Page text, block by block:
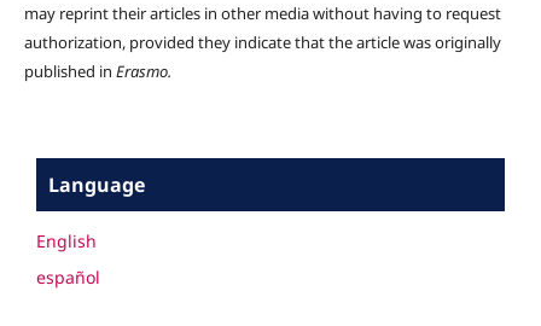
may reprint their articles in other media without having to request
authorization, provided they indicate that the article was originally
published in Erasmo.
Language
English
español